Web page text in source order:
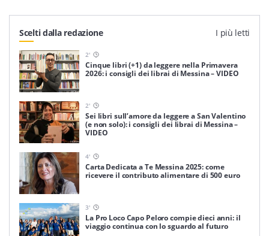
Scelti dalla redazione I più letti
2'
Cinque libri (+1) da leggere nella Primavera
2026: i consigli dei librai di Messina – VIDEO
2'
Sei libri sull’amore da leggere a San Valentino
(e non solo): i consigli dei librai di Messina –
VIDEO
4'
Carta Dedicata a Te Messina 2025: come
ricevere il contributo alimentare di 500 euro
3'
La Pro Loco Capo Peloro compie dieci anni: il
viaggio continua con lo sguardo al futuro